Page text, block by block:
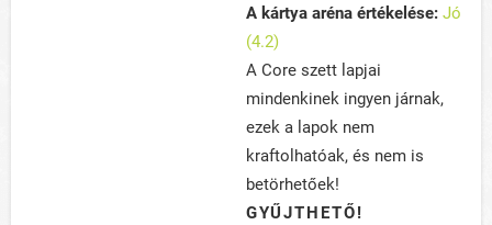
A kártya aréna értékelése: Jó
(4.2)
A Core szett lapjai
mindenkinek ingyen járnak,
ezek a lapok nem
kraftolhatóak, és nem is
betörhetőek!
GYŰJTHETŐ!